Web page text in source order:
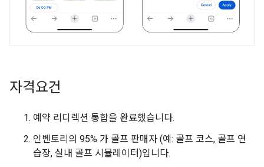
자격요건
예약 리디렉션 통합을 완료했습니다.
인벤토리의 95% 가 골프 판매자 (예: 골프 코스, 골프 연
습장, 실내 골프 시뮬레이터)입니다.